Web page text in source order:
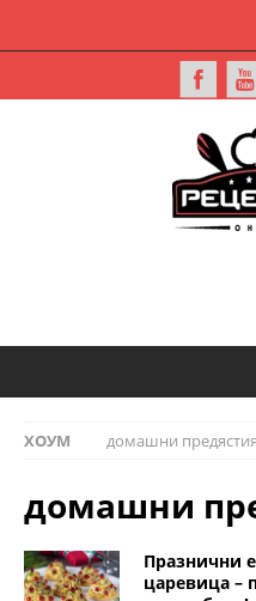
ХОУМ домашни предястия
домашни
Празнични
царевица –